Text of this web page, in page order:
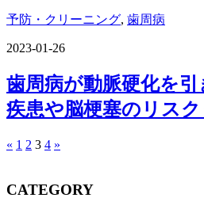
予防・クリーニング, 歯周病
2023-01-26
歯周病が動脈硬化を
疾患や脳梗塞のリスク
« 1 2 3 4 »
CATEGORY